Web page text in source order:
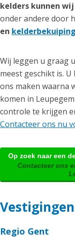
kelders kunnen
onder andere door
en kelderbekuiping
Wij leggen u graag
meest geschikt is.
ons maken waarna
komen in
controle te krijgen
Contacteer ons nu
Op zoek naar een
Contacteer ons
Regio Gent